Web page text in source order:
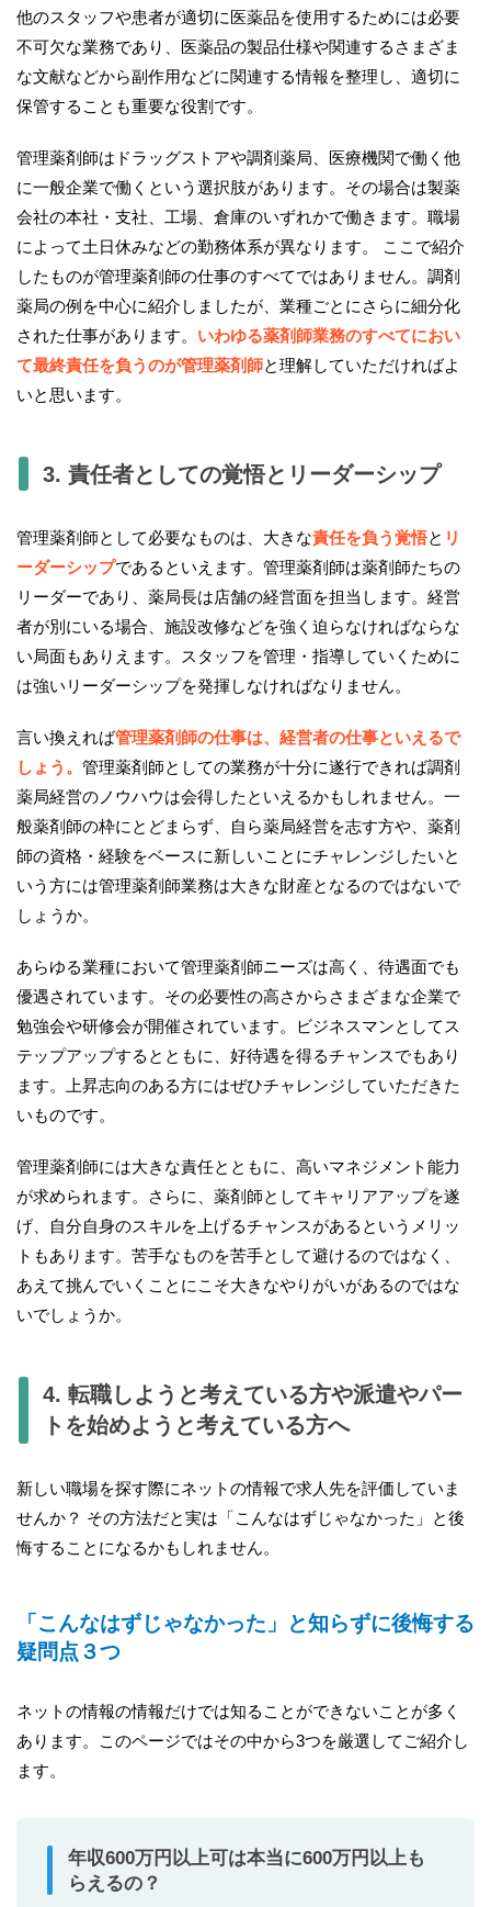
他のスタッフや患者が適切に医薬品を使用するためには必要
不可欠な業務であり、医薬品の製品仕様や関連するさまざま
な文献などから副作用などに関連する情報を整理し、適切に
保管することも重要な役割です。
管理薬剤師はドラッグストアや調剤薬局、医療機関で働く他
に一般企業で働くという選択肢があります。その場合は製薬
会社の本社・支社、工場、倉庫のいずれかで働きます。職場
によって土日休みなどの勤務体系が異なります。 ここで紹介
したものが管理薬剤師の仕事のすべてではありません。調剤
薬局の例を中心に紹介しましたが、業種ごとにさらに細分化
された仕事があります。 いわゆる薬剤師業務のすべてにおい
て最終責任を負うのが管理薬剤師と理解していただければよ
いと思います。
3. 責任者としての覚悟とリーダーシップ
管理薬剤師として必要なものは、大きな責任を負う覚悟と リ
ーダーシップであるといえます。管理薬剤師は薬剤師たちの
リーダーであり、薬局長は店舗の経営面を担当します。経営
者が別にいる場合、施設改修などを強く迫らなければならな
い局面もありえます。スタッフを管理・指導していくために
は強いリーダーシップを発揮しなければなりません。
言い換えれば管理薬剤師の仕事は、経営者の仕事といえるで
しょう。 管理薬剤師としての業務が十分に遂行できれば調剤
薬局経営のノウハウは会得したといえるかもしれません。一
般薬剤師の枠にとどまらず、自ら薬局経営を志す方や、薬剤
師の資格・経験をベースに新しいことにチャレンジしたいと
いう方には管理薬剤師業務は大きな財産となるのではないで
しょうか。
あらゆる業種において管理薬剤師ニーズは高く、待遇面でも
優遇されています。その必要性の高さからさまざまな企業で
勉強会や研修会が開催されています。ビジネスマンとしてス
テップアップするとともに、好待遇を得るチャンスでもあり
ます。上昇志向のある方にはぜひチャレンジしていただきた
いものです。
管理薬剤師には大きな責任とともに、高いマネジメント能力
が求められます。さらに、薬剤師としてキャリアアップを遂
げ、自分自身のスキルを上げるチャンスがあるというメリッ
トもあります。苦手なものを苦手として避けるのではなく、
あえて挑んでいくことにこそ大きなやりがいがあるのではな
いでしょうか。
4. 転職しようと考えている方や派遣やパー
トを始めようと考えている方へ
新しい職場を探す際にネットの情報で求人先を評価していま
せんか？ その方法だと実は「こんなはずじゃなかった」と後
悔することになるかもしれません。
「こんなはずじゃなかった」と知らずに後悔する
疑問点３つ
ネットの情報の情報だけでは知ることができないことが多く
あります。このページではその中から3つを厳選してご紹介し
ます。
年収600万円以上可は本当に600万円以上も
らえるの？